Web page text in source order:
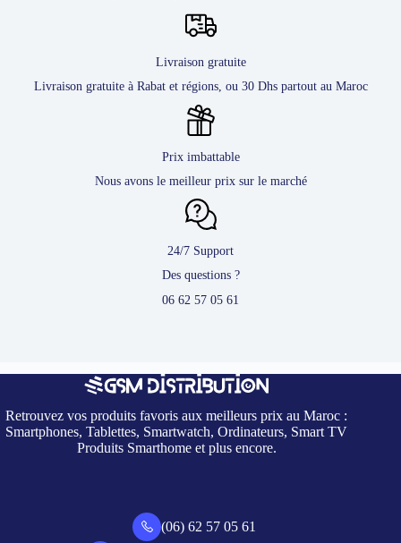
Livraison gratuite
Livraison gratuite à Rabat et régions, ou 30 Dhs partout au Maroc
Prix imbattable
Nous avons le meilleur prix sur le marché
24/7 Support
Des questions ?
06 62 57 05 61
Retrouvez vos produits favoris aux meilleurs prix au Maroc :
Smartphones, Tablettes, Smartwatch, Ordinateurs, Smart TV
Produits Smarthome et plus encore.
(06) 62 57 05 61